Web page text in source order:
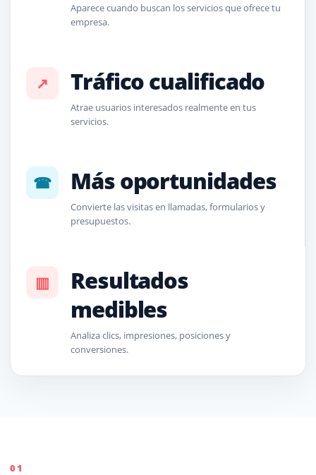
Aparece cuando buscan los servicios que ofrece tu
empresa.
↗ Tráfico cualificado
Atrae usuarios interesados realmente en tus
servicios.
☎ Más oportunidades
Convierte las visitas en llamadas, formularios y
presupuestos.
▥
Resultados
medibles
Analiza clics, impresiones, posiciones y
conversiones.
01